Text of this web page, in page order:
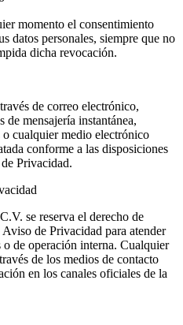
momento el consentimiento
datos personales, siempre que no
dicha revocación.
de correo electrónico,
mensajería instantánea,
cualquier medio electrónico
conforme a las disposiciones
Privacidad.
se reserva el derecho de
de Privacidad para atender
de operación interna. Cualquier
de los medios de contacto
en los canales oficiales de la